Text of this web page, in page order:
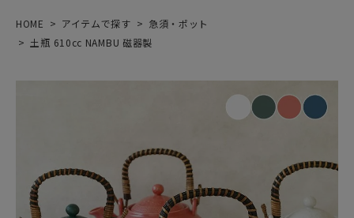
HOME アイテムで探す
急須・ポット
土瓶 610cc NAMBU 磁器製